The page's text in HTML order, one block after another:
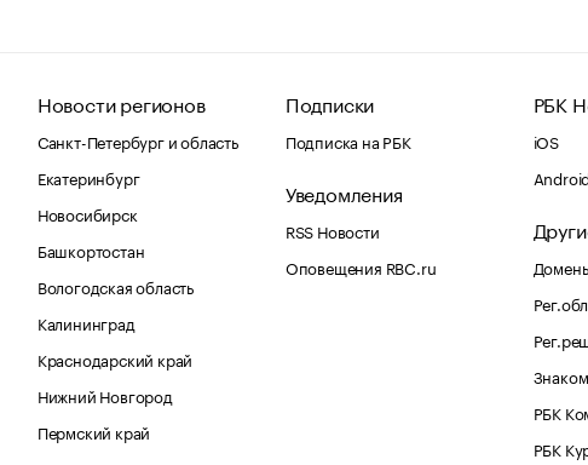
Новости регионов
Санкт-Петербург и область
Екатеринбург
Новосибирск
Башкортостан
Вологодская область
Калининград
Краснодарский край
Нижний Новгород
Пермский край
Подписки
Подписка на РБК
Уведомления
RSS Новости
Оповещения RBC.ru
РБК
iOS
РБК
РБК